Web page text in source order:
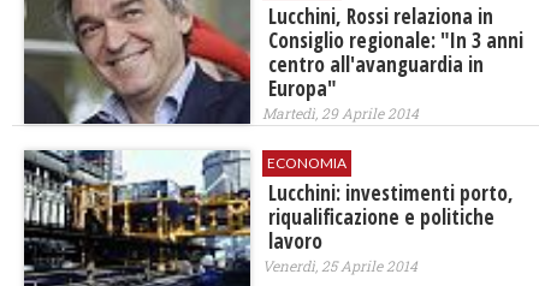
Lucchini, Rossi relaziona in
Consiglio regionale: "In 3 anni
centro all'avanguardia in
Europa"
Martedì, 29 Aprile 2014
ECONOMIA
Lucchini: investimenti porto,
riqualificazione e politiche
lavoro
Venerdì, 25 Aprile 2014